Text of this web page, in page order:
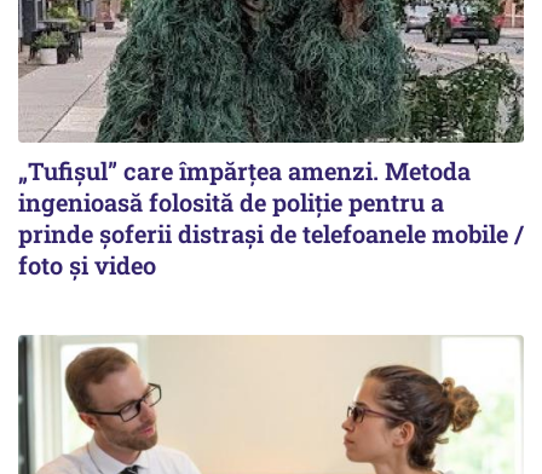
„Tufișul” care împărțea amenzi. Metoda
ingenioasă folosită de poliție pentru a
prinde șoferii distrași de telefoanele mobile /
foto și video